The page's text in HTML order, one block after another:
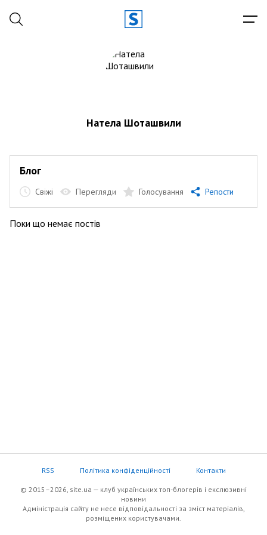
Натела Шоташвили
Блог
Свіжі Перегляди Голосування Репости
Поки що немає постів
RSS Політика конфіденційності Контакти
© 2015–2026, site.ua — клуб українських топ-блогерів i екслюзивнi
новини
Адміністрація сайту не несе відповідальності за зміст матеріалів,
розміщених користувачами.